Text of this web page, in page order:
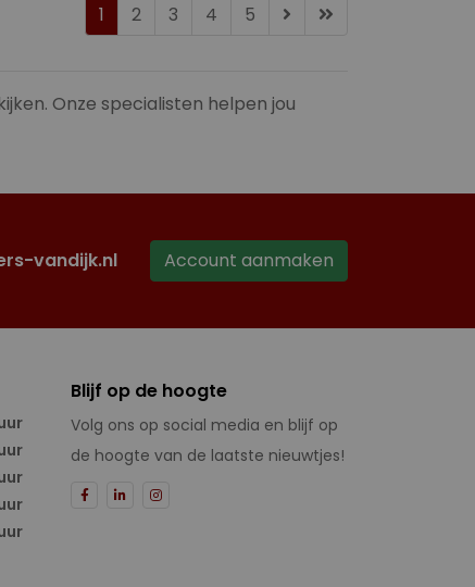
1 2 3 4 5
Onze specialisten helpen jou
vandijk.nl Account aanmaken
Blijf op de hoogte
Volg ons op social media en blijf op
de hoogte van de laatste nieuwtjes!